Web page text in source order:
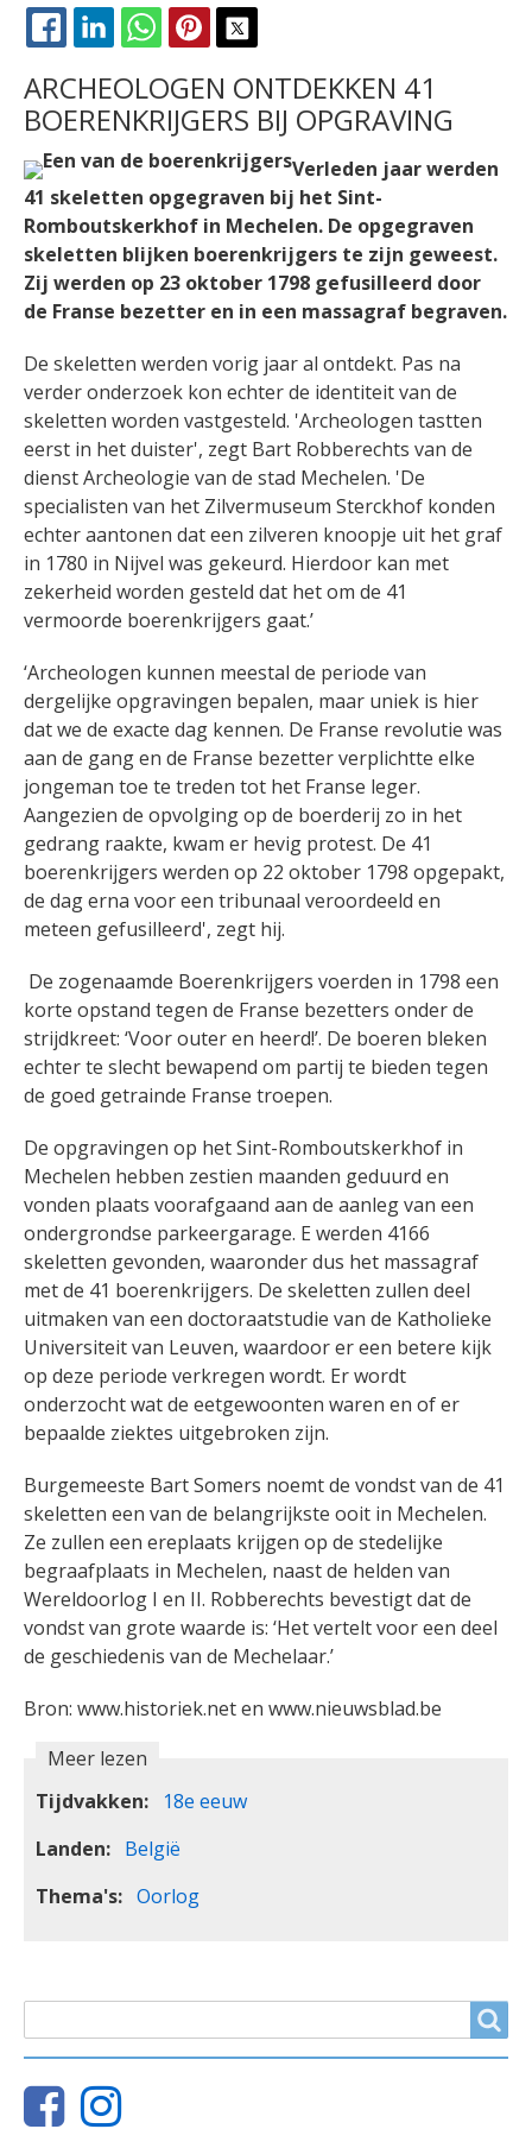
FACEBOOK
LINKEDINWHATSAPPPINTEREST
ARCHEOLOGEN ONTDEKKEN 41
BOERENKRIJGERS BIJ OPGRAVING
Verleden jaar werden
41 skeletten opgegraven bij het Sint-
Romboutskerkhof in Mechelen. De opgegraven
skeletten blijken boerenkrijgers te zijn geweest.
Zij werden op 23 oktober 1798 gefusilleerd door
de Franse bezetter en in een massagraf begraven.
De skeletten werden vorig jaar al ontdekt. Pas na
verder onderzoek kon echter de identiteit van de
skeletten worden vastgesteld. 'Archeologen tastten
eerst in het duister', zegt Bart Robberechts van de
dienst Archeologie van de stad Mechelen. 'De
specialisten van het Zilvermuseum Sterckhof konden
echter aantonen dat een zilveren knoopje uit het graf
in 1780 in Nijvel was gekeurd. Hierdoor kan met
zekerheid worden gesteld dat het om de 41
vermoorde boerenkrijgers gaat.’
‘Archeologen kunnen meestal de periode van
dergelijke opgravingen bepalen, maar uniek is hier
dat we de exacte dag kennen. De Franse revolutie was
aan de gang en de Franse bezetter verplichtte elke
jongeman toe te treden tot het Franse leger.
Aangezien de opvolging op de boerderij zo in het
gedrang raakte, kwam er hevig protest. De 41
boerenkrijgers werden op 22 oktober 1798 opgepakt,
de dag erna voor een tribunaal veroordeeld en
meteen gefusilleerd', zegt hij.
De zogenaamde Boerenkrijgers voerden in 1798 een
korte opstand tegen de Franse bezetters onder de
strijdkreet: ‘Voor outer en heerd!’. De boeren bleken
echter te slecht bewapend om partij te bieden tegen
de goed getrainde Franse troepen.
De opgravingen op het Sint-Romboutskerkhof in
Mechelen hebben zestien maanden geduurd en
vonden plaats voorafgaand aan de aanleg van een
ondergrondse parkeergarage. E werden 4166
skeletten gevonden, waaronder dus het massagraf
met de 41 boerenkrijgers. De skeletten zullen deel
uitmaken van een doctoraatstudie van de Katholieke
Universiteit van Leuven, waardoor er een betere kijk
op deze periode verkregen wordt. Er wordt
onderzocht wat de eetgewoonten waren en of er
bepaalde ziektes uitgebroken zijn.
Burgemeeste Bart Somers noemt de vondst van de 41
skeletten een van de belangrijkste ooit in Mechelen.
Ze zullen een ereplaats krijgen op de stedelijke
begraafplaats in Mechelen, naast de helden van
Wereldoorlog I en II. Robberechts bevestigt dat de
vondst van grote waarde is: ‘Het vertelt voor een deel
de geschiedenis van de Mechelaar.’
Bron: www.historiek.net en www.nieuwsblad.be
Meer lezen
Tijdvakken
18e eeuw
Landen
België
Thema's
Oorlog
ZOEKVELD